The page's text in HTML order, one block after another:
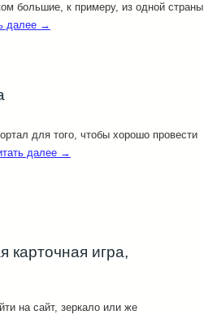
большие, к примеру, из одной страны
далее →
для того, чтобы хорошо провести
далее →
карточная игра,
на сайт, зеркало или же